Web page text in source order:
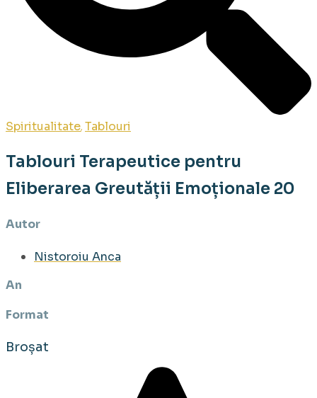
Spiritualitate, Tablouri
Tablouri Terapeutice pentru
Eliberarea Greutății Emoționale 20
Autor
Nistoroiu Anca
An
Format
Broșat